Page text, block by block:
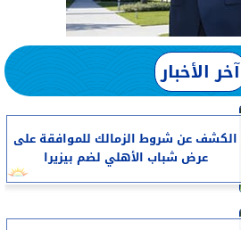
آخر الأخبار
الكشف عن شروط الزمالك للموافقة على
عرض شباب الأهلي لضم بيزيرا